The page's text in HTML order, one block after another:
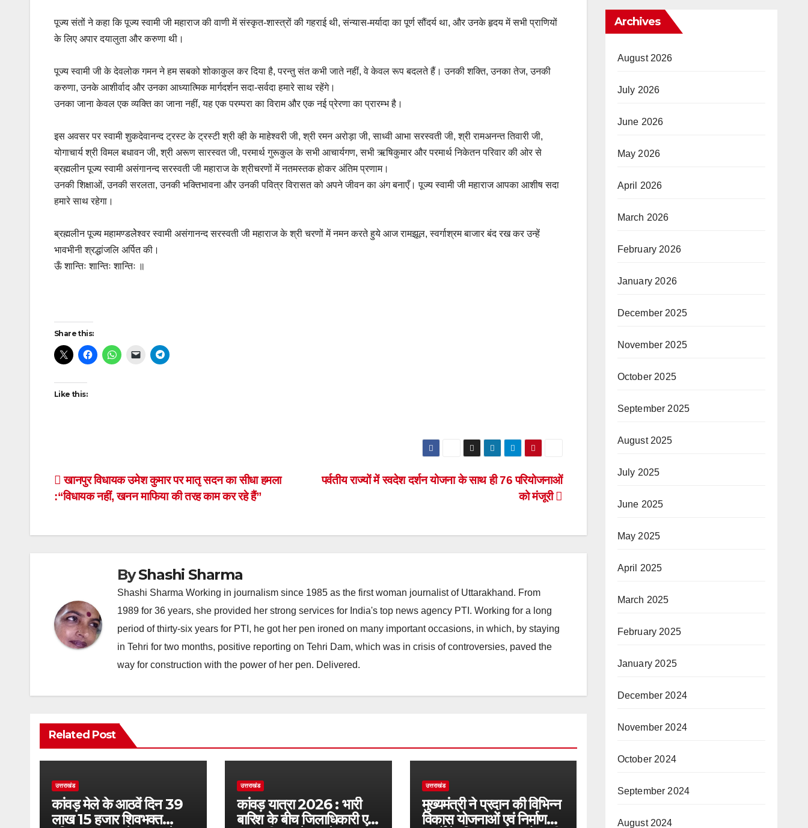
पूज्य संतों ने कहा कि पूज्य स्वामी जी महाराज की वाणी में संस्कृत-शास्त्रों की गहराई थी, संन्यास-मर्यादा का पूर्ण सौंदर्य था, और उनके हृदय में सभी प्राणियों
के लिए अपार दयालुता और करुणा थी।
पूज्य स्वामी जी के देवलोक गमन ने हम सबको शोकाकुल कर दिया है, परन्तु संत कभी जाते नहीं, वे केवल रूप बदलते हैं। उनकी शक्ति, उनका तेज, उनकी
करुणा, उनके आशीर्वाद और उनका आध्यात्मिक मार्गदर्शन सदा-सर्वदा हमारे साथ रहेंगे।
उनका जाना केवल एक व्यक्ति का जाना नहीं, यह एक परम्परा का विराम और एक नई प्रेरणा का प्रारम्भ है।
इस अवसर पर स्वामी शुकदेवानन्द ट्रस्ट के ट्रस्टी श्री व्ही के माहेश्वरी जी, श्री रमन अरोड़ा जी, साध्वी आभा सरस्वती जी, श्री रामअनन्त तिवारी जी,
योगाचार्य श्री विमल बधावन जी, श्री अरूण सारस्वत जी, परमार्थ गुरूकुल के सभी आचार्यगण, सभी ऋषिकुमार और परमार्थ निकेतन परिवार की ओर से
ब्रह्मलीन पूज्य स्वामी असंगानन्द सरस्वती जी महाराज के श्रीचरणों में नतमस्तक होकर अंतिम प्रणाम।
उनकी शिक्षाओं, उनकी सरलता, उनकी भक्तिभावना और उनकी पवित्र विरासत को अपने जीवन का अंग बनाएँ। पूज्य स्वामी जी महाराज आपका आशीष सदा
हमारे साथ रहेगा।
ब्रह्मलीन पूज्य महामण्डलेेश्वर स्वामी असंगानन्द सरस्वती जी महाराज के श्री चरणों में नमन करते हुये आज रामझूल, स्वर्गाश्रम बाजार बंद रख कर उन्हें
भावभीनी श्रद्धांजलि अर्पित की।
ऊँ शान्तिः शान्तिः शान्तिः ॥
Post
navigation
Share this:
Like this:
Post
navigation
पर्वतीय राज्यों में स्वदेश दर्शन योजना के साथ ही 76 परियोजनाओं
को मंजूरी
खानपुर विधायक उमेश कुमार पर मातृ सदन का सीधा हमला
:“विधायक नहीं, खनन माफिया की तरह काम कर रहे हैं”
ByShashi Sharma
Shashi Sharma Working in journalism since 1985 as the first woman journalist of Uttarakhand. From
1989 for 36 years, she provided her strong services for India's top news agency PTI. Working for a long
period of thirty-six years for PTI, he got her pen ironed on many important occasions, in which, by staying
in Tehri for two months, positive reporting on Tehri Dam, which was in crisis of controversies, paved the
way for construction with the power of her pen. Delivered.
Related Post
उत्तराखंड
कांवड़ मेले के आठवें दिन 39
लाख 15 हजार शिवभक्त
उत्तराखंड
कांवड़ यात्रा 2026 : भारी
बारिश के बीच जिलाधिकारी एवं
उत्तराखंड
मुख्यमंत्री ने प्रदान की विभिन्न
विकास योजनाओं एवं निर्माण
Archives
August 2026
July 2026
June 2026
May 2026
April 2026
March 2026
February 2026
January 2026
December 2025
November 2025
October 2025
September 2025
August 2025
July 2025
June 2025
May 2025
April 2025
March 2025
February 2025
January 2025
December 2024
November 2024
October 2024
September 2024
August 2024